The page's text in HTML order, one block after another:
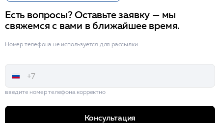
Есть вопросы? Оставьте заявку — мы
свяжемся с вами в ближайшее время.
Номер телефона не используется для рассылки
введите номер телефона корректно
Консультация